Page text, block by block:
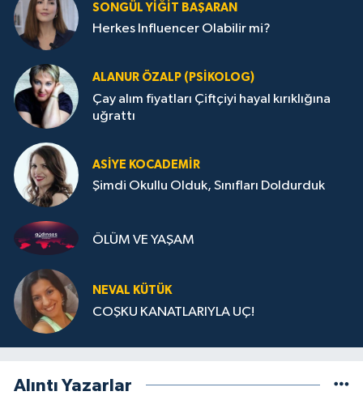
SONGÜL YIĞIT BAŞARAN
Herkes Influencer Olabilir mi?
ALANUR ÖZALP (PSIKOLOG)
Çay alım fiyatları Çiftçiyi hayal kırıklığına
uğrattı
ASIYE KOCADEMİR
Şimdi Okullu Olduk, Sınıfları Doldurduk
ÖLÜM VE YAŞAM
NEVAL KÜTÜK
COŞKU KANATLARIYLA UÇ!
Alıntı Yazarlar